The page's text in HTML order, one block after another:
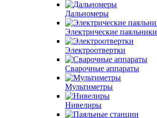
Дальномеры
Электрические паяльники
Электроотвертки
Сварочные аппараты
Мультиметры
Нивелиры